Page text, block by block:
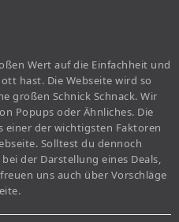
Wert auf die Einfachheit und
hast. Die Webseite wird so
großen Schnick Schnack. Wir
Popups oder Ähnliches. Die
der wichtigsten Faktoren
Solltest du dennoch
der Darstellung eines Deals,
uns auch über Vorschläge